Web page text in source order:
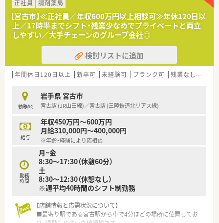
箋を1日あたり60枚から70枚程度応需しております。
■現在の勤務体制は常勤薬剤師が2名と非常勤薬剤師が1名に加
えて医療事務5名が在籍しており手厚い人員配置です。
【法人特徴について】
■グループ企業にて接骨院の経営も手掛けており多角的なヘル
スケア事業を通じて地域住民の健康増進に貢献しております。
■地域の皆様に信頼される薬局づくりを目指しており患者様一
人ひとりに寄り添った温かみのある医療サービスを提供しま
■従業員の働きやすさを重視した経営方針を掲げており長期的
なキャリア形成を支援するための充実した福利厚生がありま
す。
【求人情報について】
■今回は新規リニューアルオープンに伴う正社員の募集であり
理論年収500万円から650万円の高待遇をご用意しております。
■能力やこれまでのキャリアに応じて年収600万円以上のハイ
クラスな条件での選考も可能であり実力をしっかり評価しま
す。
■年間休日は120日確保されており日曜日と祝日が定休日のた
めプライベートの時間を大切にしながら働くことが可能です。
正社員
調剤薬局
【宮古市】≪正社員／年収600万円以上相談可≫年休120日以
上／17時半までシフト・残業少なめでプライベートと両立
しやすい／大手チェーンのグループ会社◎
検討リストに追加
年間休日120日以上 新卒可 未経験可 ブランク可 残業なし(ほぼなし含む)
勤務地
岩手県 宮古市
宮古駅 (JR山田線)／宮古駅 (三陸鉄道北リアス線)
給与
年収450万円～600万円
月給310,000円～400,000円
※年齢・経験により応相談
勤務
時間
月~金
8:30～17:30（休憩60分）
土
8:30～12:30（休憩なし）
※週平均40時間のシフト制勤務
【店舗情報と応需状況について】
■最寄り駅である宮古駅から車で4分ほどの場所に位置してお